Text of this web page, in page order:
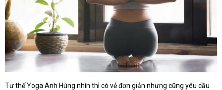
Tư thế Yoga Anh Hùng nhìn thì có vẻ đơn giản nhưng cũng yêu cầu